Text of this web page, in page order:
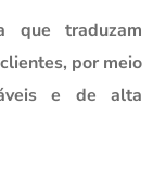
que traduzam
por meio
e de alta